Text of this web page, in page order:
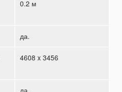
0.2 м
да.
4608 x 3456